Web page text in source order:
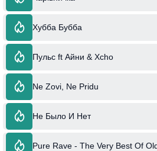
Хубба Бубба
Пульс ft Айни & Xcho
Ne Zovi, Ne Pridu
Не Было И Нет
Pure Rave - The Very Best Of